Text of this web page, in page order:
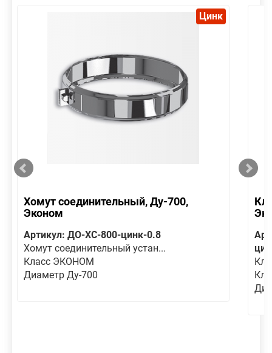
Цинк
Хомут соединительный, Ду-700,
Эконом
Артикул: ДО-ХС-800-цинк-0.8
Хомут соединительный устан...
Класс ЭКОНОМ
Диаметр Ду-700